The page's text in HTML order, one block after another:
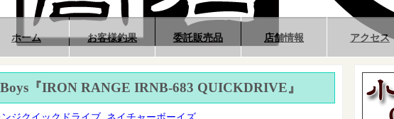
ホーム お客様釣果 委託販売品 店舗情報 アクセス
『IRON RANGE IRNB-683 QUICKDRIVE』